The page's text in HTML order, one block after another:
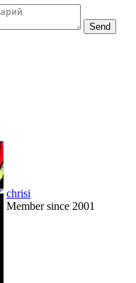
chrisi
Member since 2001